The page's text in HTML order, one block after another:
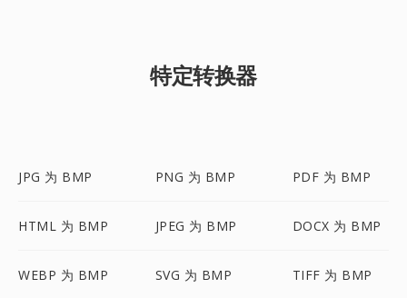
特定转换器
JPG 为 BMP PNG 为 BMP PDF 为 BMP
HTML 为 BMP JPEG 为 BMP DOCX 为 BMP
WEBP 为 BMP SVG 为 BMP TIFF 为 BMP